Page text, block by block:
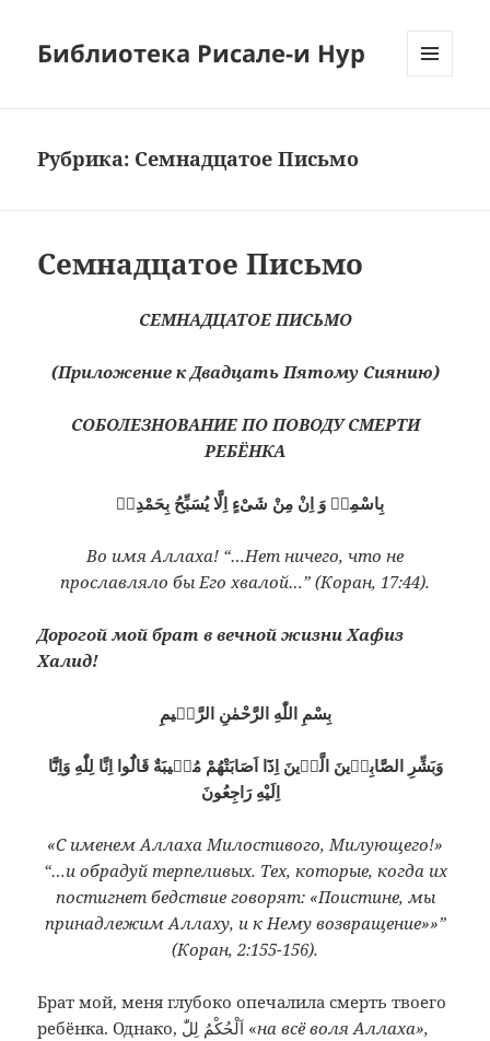
Библиотека Рисале-и Нур
Рубрика: Семнадцатое Письмо
Семнадцатое Письмо
СЕМНАДЦАТОЕ ПИСЬМО
(Приложение к Двадцать Пятому Сиянию)
СОБОЛЕЗНОВАНИЕ ПО ПОВОДУ СМЕРТИ
РЕБЁНКА
بِاسْمِهٖ وَ اِنْ مِنْ شَىْءٍ اِلَّا يُسَبِّحُ بِحَمْدِهٖ
Во имя Аллаха! “…Нет ничего, что не
прославляло бы Его хвалой…” (Коран, 17:44).
Дорогой мой брат в вечной жизни Хафиз
Халид!
بِسْمِ اللّٰهِ الرَّحْمٰنِ الرَّحٖيمِ
وَبَشِّرِ الصَّابِرٖينَ الَّذٖينَ اِذَٓا اَصَابَتْهُمْ مُصٖيبَةٌ قَالُٓوا اِنَّا لِلّٰهِ وَاِنَّٓا
اِلَيْهِ رَاجِعُونَ
«С именем Аллаха Милостивого, Милующего!»
“…и обрадуй терпеливых. Тех, которые, когда их
постигнет бедствие говорят: «Поистине, мы
принадлежим Аллаху, и к Нему возвращение»»”
(Коран, 2:155-156).
Брат мой, меня глубоко опечалила смерть твоего
ребёнка. Однако, اَلْحُكْمُ لِلّٰ «на всё воля Аллаха»,